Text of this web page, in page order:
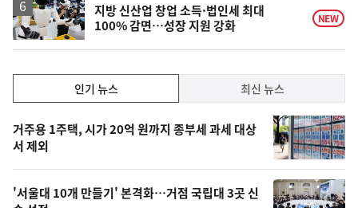
지방 신산업 창업 소득·법인세 최대
100% 감면…성장 지원 강화
NEW
기,
최
신,
오
인기 뉴스 최신 뉴스
기
뉴
스
거주용 1주택, 시가 20억 원까지 종부세 과세 대상
서 제외
'서울대 10개 만들기' 본격화…거점 국립대 3곳 신